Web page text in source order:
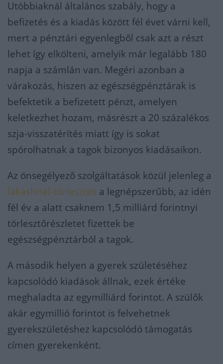
Utóbbiaknál általános szabály, hogy a
befizetés és a kiadás között fél évet várni kell,
mert a pénztári egyenlegből csak azt a részt
lehet így elkölteni, amelyik már legalább 180
napja a számlán van. Megéri azonban a
várakozás, hiszen az egészségpénztárak is
befektetik a befizetett pénzt, amelyen
keletkezhet hozam, másrészt a 20 százalékos
szja-visszatérítés miatt így is sokat
spórolhatnak a tagok bizonyos kiadásaikon.
Az önsegélyező szolgáltatások közül jelenleg a
lakáshitel-törlesztés a legnépszerűbb, az idén
fél év a alatt csaknem 1,5 milliárd forintnyi
törlesztőrészletet fizettek be
egészségpénztárból a tagok.
A második helyen a gyerek születéséhez
kapcsolódó kiadások állnak, ezek értéke
meghaladta az egymilliárd forintot. A szülők
akár egymillió forintot is felvehetnek
gyerekszületéshez kapcsolódó támogatás
címen gyerekenként.